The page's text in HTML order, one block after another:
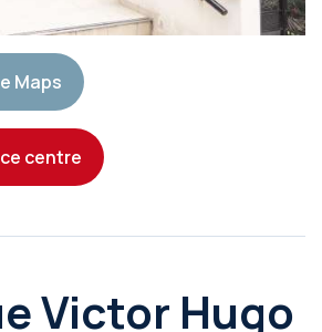
Maps
centre
Victor Hugo